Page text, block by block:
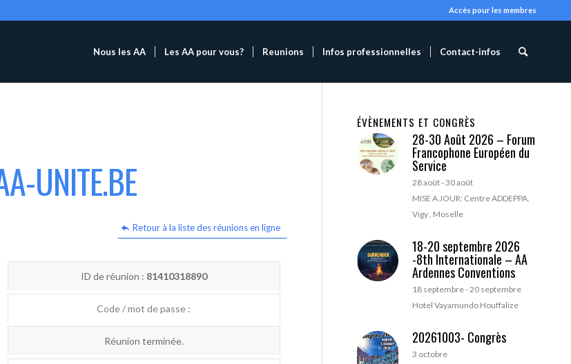
Accès pour les membres
Nous les AA Les AA pour vous? Reunions Infos professionnelles Contact-infos
UNITE.BE
Retour à la liste des réunions en ligne
ID de réunion : 81410318890
Code / mot de passe :
Réunion terminée.
ÉVÈNEMENTS ET CONGRÈS
28-30 Août 2026 – Forum
Francophone Européen du
Service
28 août-30 août
MISE A JOUR: Centre ADDEPPA,
Vigy , Moselle
18-20 septembre 2026
-8th Internationale – AA
Ardennes Conventions
18 septembre-20 septembre
Hotel Vayamundo Houffalize
20261003- Congrès
3 octobre